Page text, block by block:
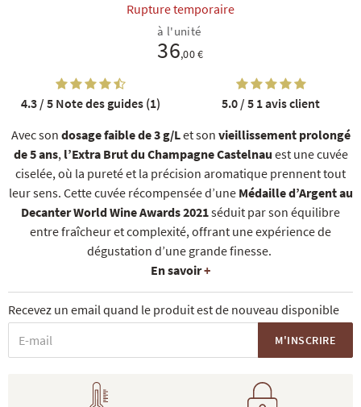
NOS COFFRETS DÉCOUVERTES NOS MEILLEURES VENTES
Rupture temporaire
Avec son dosage faible de 3 g/Let son vieillissement prolongé
de 5 ans, l’Extra Brut du Champagne Castelnau est une cuvée
ciselée, où la pureté et la précision aromatique prennent tout
leur sens. Cette cuvée récompensée d’une Médaille d’Argent au
Decanter World Wine Awards 2021séduit par son équilibre
entre fraîcheur et complexité, offrant une expérience de
dégustation d’une grande finesse.
En savoir+
à l'unité
36,00 €
4.3 / 5Note des guides (1) 5.0 / 5 1 avis client
Recevez un email quand le produit est de nouveau disponible
M'INSCRIRE